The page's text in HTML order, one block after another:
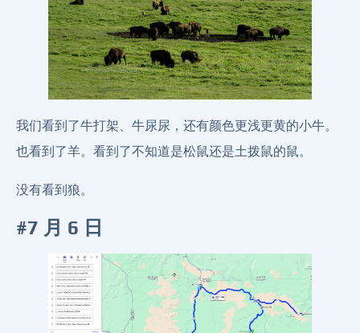
我们看到了牛打架、牛尿尿，还有颜色更浅更黄的小牛。
也看到了羊。看到了不知道是松鼠还是土拨鼠的鼠。
没有看到狼。
#7 月 6 日